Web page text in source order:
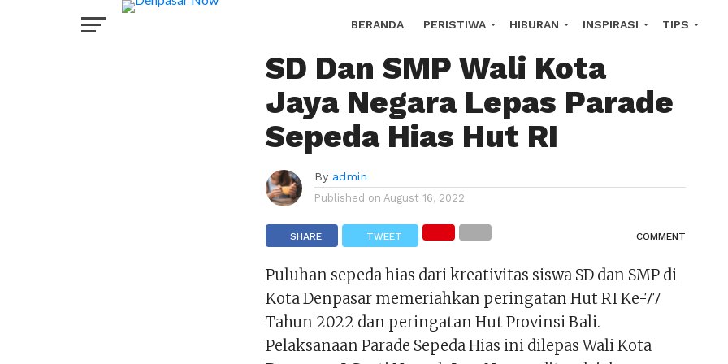
BERANDA PERISTIWA HIBURAN INSPIRASI TIPS
HOROSCOPE
Diikuti 77 Peserta Siswa
SD Dan SMP Wali Kota
Jaya Negara Lepas Parade
Sepeda Hias Hut RI
By admin
Published on August 16, 2022
SHARE TWEET COMMENT
Puluhan sepeda hias dari kreativitas siswa SD dan SMP di
Kota Denpasar memeriahkan peringatan Hut RI Ke-77
Tahun 2022 dan peringatan Hut Provinsi Bali.
Pelaksanaan Parade Sepeda Hias ini dilepas Wali Kota